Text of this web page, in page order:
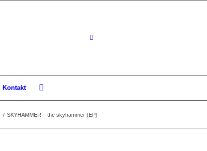
Kontakt
/ SKYHAMMER – the skyhammer (EP)